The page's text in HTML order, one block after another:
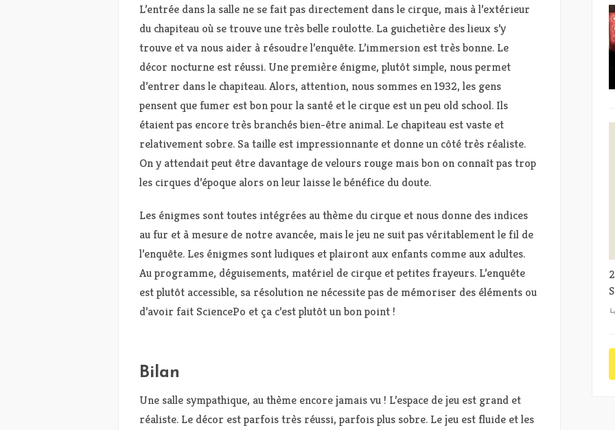
L’entrée dans la salle ne se fait pas directement dans le cirque, mais à l’extérieur
du chapiteau où se trouve une très belle roulotte. La guichetière des lieux s’y
trouve et va nous aider à résoudre l’enquête. L’immersion est très bonne. Le
décor nocturne est réussi. Une première énigme, plutôt simple, nous permet
d’entrer dans le chapiteau. Alors, attention, nous sommes en 1932, les gens
pensent que fumer est bon pour la santé et le cirque est un peu old school. Ils
étaient pas encore très branchés bien-être animal. Le chapiteau est vaste et
relativement sobre. Sa taille est impressionnante et donne un côté très réaliste.
On y attendait peut être davantage de velours rouge mais bon on connaît pas trop
les cirques d’époque alors on leur laisse le bénéfice du doute.
Les énigmes sont toutes intégrées au thème du cirque et nous donne des indices
au fur et à mesure de notre avancée, mais le jeu ne suit pas véritablement le fil de
l’enquête. Les énigmes sont ludiques et plairont aux enfants comme aux adultes.
Au programme, déguisements, matériel de cirque et petites frayeurs. L’enquête
est plutôt accessible, sa résolution ne nécessite pas de mémoriser des éléments ou
d’avoir fait SciencePo et ça c’est plutôt un bon point !
Bilan
Une salle sympathique, au thème encore jamais vu ! L’espace de jeu est grand et
réaliste. Le décor est parfois très réussi, parfois plus sobre. Le jeu est fluide et les